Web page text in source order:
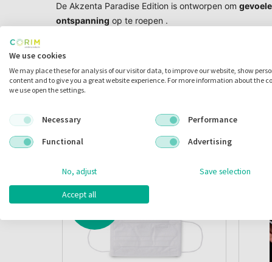
De Akzenta Paradise Edition is ontworpen om
ontspanning op te roepen .
hoogwaardige materialen die
Het voldoet aan de EN14683 Type IIR-normen en
Alternatieve producten
ACTIE
We use cookies
We may place these for analysis of our visitor data, to improve our website, show
content and to give you a great website experience. For more information about the
we use open the settings.
Necessary
Performance
Functional
Advertising
No, adjust Save selection
Accept all